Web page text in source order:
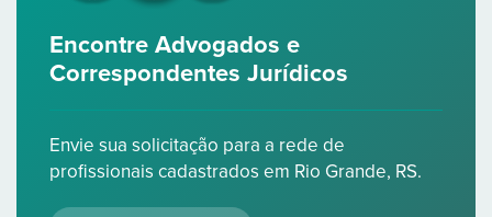
Encontre Advogados e
Correspondentes Jurídicos
Envie sua solicitação para a rede de
profissionais cadastrados em Rio Grande, RS.